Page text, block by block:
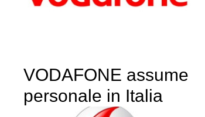
VODAFONE assume
personale in Italia